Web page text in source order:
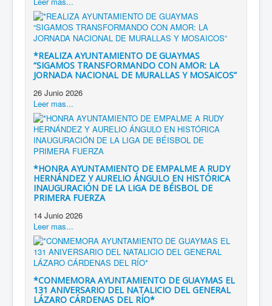
*REALIZA AYUNTAMIENTO DE GUAYMAS
“SIGAMOS TRANSFORMANDO CON AMOR: LA
JORNADA NACIONAL DE MURALLAS Y MOSAICOS”
26 Junio 2026
Leer mas...
*HONRA AYUNTAMIENTO DE EMPALME A RUDY
HERNÁNDEZ Y AURELIO ÁNGULO EN HISTÓRICA
INAUGURACIÓN DE LA LIGA DE BÉISBOL DE
PRIMERA FUERZA
14 Junio 2026
Leer mas...
*CONMEMORA AYUNTAMIENTO DE GUAYMAS EL
131 ANIVERSARIO DEL NATALICIO DEL GENERAL
LÁZARO CÁRDENAS DEL RÍO*